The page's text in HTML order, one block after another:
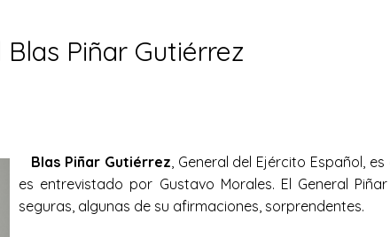
Piñar Gutiérrez
Blas Piñar Gutiérrez, General del Ejército Español,
es entrevistado por Gustavo Morales. El General
seguras, algunas de su afirmaciones, sorprendentes.